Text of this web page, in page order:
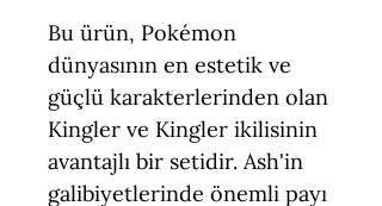
Bu ürün, Pokémon
dünyasının en estetik ve
güçlü karakterlerinden olan
Kingler ve Kingler ikilisinin
avantajlı bir setidir. Ash'in
galibiyetlerinde önemli payı